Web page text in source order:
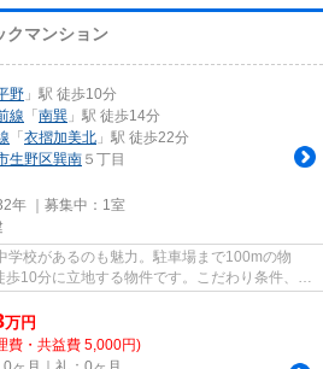
クマンション
野 」駅 徒歩10分
線 「南巽 」駅 徒歩14分
「衣摺加美北 」駅 徒歩22分
生野区巽南 ５丁目
年 ｜募集中： 1室
学校があるのも魅力。駐車場まで100mの物
10分に立地する物件です。こだわり条件、通
...
万円
費・共益費 5,000円)